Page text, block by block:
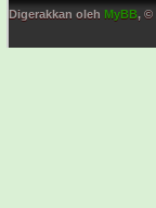
Digerakkan oleh MyBB, ©